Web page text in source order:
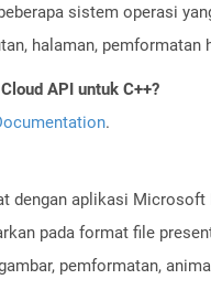
sistem operasi
halaman, pemformatan
API untuk C++?
.
dengan aplikasi
pada format file
pemformatan,